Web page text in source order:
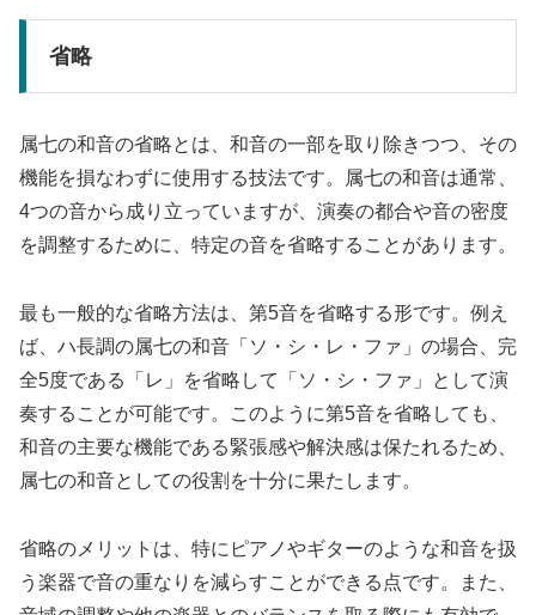
省略
属七の和音の省略とは、和音の一部を取り除きつつ、その
機能を損なわずに使用する技法です。属七の和音は通常、
4つの音から成り立っていますが、演奏の都合や音の密度
を調整するために、特定の音を省略することがあります。
最も一般的な省略方法は、第5音を省略する形です。例え
ば、ハ長調の属七の和音「ソ・シ・レ・ファ」の場合、完
全5度である「レ」を省略して「ソ・シ・ファ」として演
奏することが可能です。このように第5音を省略しても、
和音の主要な機能である緊張感や解決感は保たれるため、
属七の和音としての役割を十分に果たします。
省略のメリットは、特にピアノやギターのような和音を扱
う楽器で音の重なりを減らすことができる点です。また、